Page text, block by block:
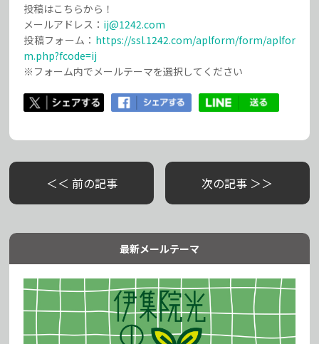
投稿はこちらから！
メールアドレス： ij@1242.com
投稿フォーム： https://ssl.1242.com/aplform/form/aplfor
m.php?fcode=ij
※フォーム内でメールテーマを選択してください
＜＜ 前の記事 次の記事 ＞＞
最新メールテーマ